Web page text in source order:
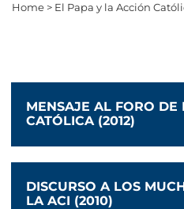
Home > El Papa y la Acción
MENSAJE AL FORO DE
CATÓLICA (2012)
DISCURSO A LOS
LA ACI (2010)